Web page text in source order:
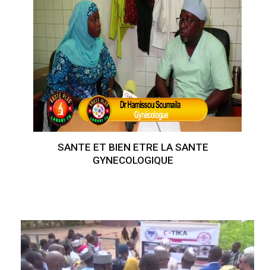
SANTE ET BIEN ETRE LA SANTE
GYNECOLOGIQUE